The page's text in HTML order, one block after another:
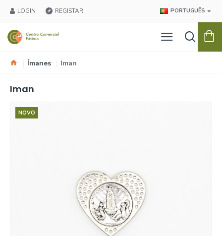
LOGIN REGISTAR PORTUGUÊS
Ímanes Iman
Iman
NOVO